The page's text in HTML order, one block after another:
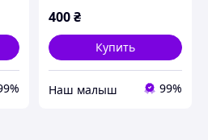
400₴
Купить
‏Наш малыш 99%